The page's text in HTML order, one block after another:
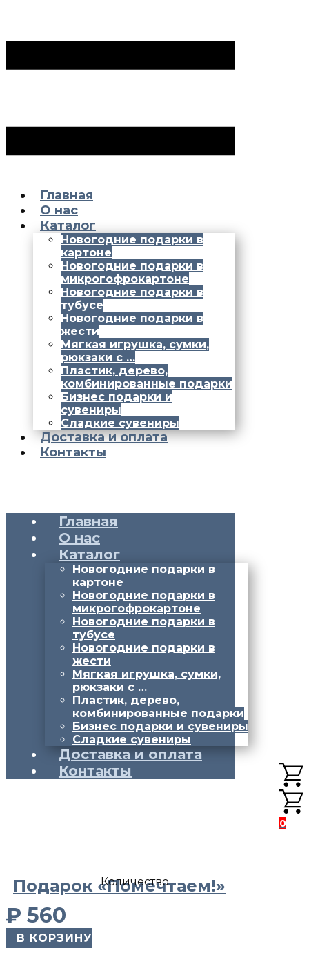
Главная
О нас
Каталог
Новогодние подарки в
картоне
Новогодние подарки в
микрогофрокартоне
Новогодние подарки в
тубусе
Новогодние подарки в
жести
Мягкая игрушка, сумки,
рюкзаки с …
Пластик, дерево,
комбинированные подарки
Бизнес подарки и
сувениры
Сладкие сувениры
Доставка и оплата
Контакты
Главная
О нас
Каталог
Новогодние подарки в
картоне
Новогодние подарки в
микрогофрокартоне
Новогодние подарки в
тубусе
Новогодние подарки в
жести
Мягкая игрушка, сумки,
рюкзаки с …
Пластик, дерево,
комбинированные подарки
Бизнес подарки и сувениры
Сладкие сувениры
Доставка и оплата
Контакты
0
Подарок «Помечтаем!»
₽ 560
​ В КОРЗИНУ
Количество